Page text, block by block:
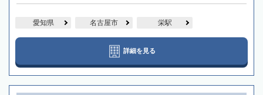
愛知県 名古屋市 栄駅
詳細を見る